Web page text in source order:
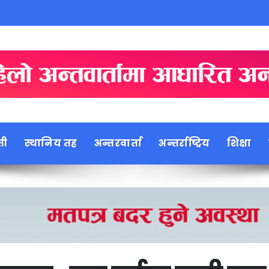
स्थानिय तह अन्तरवार्ता अन्तर्राष्ट्रिय शिक्षा